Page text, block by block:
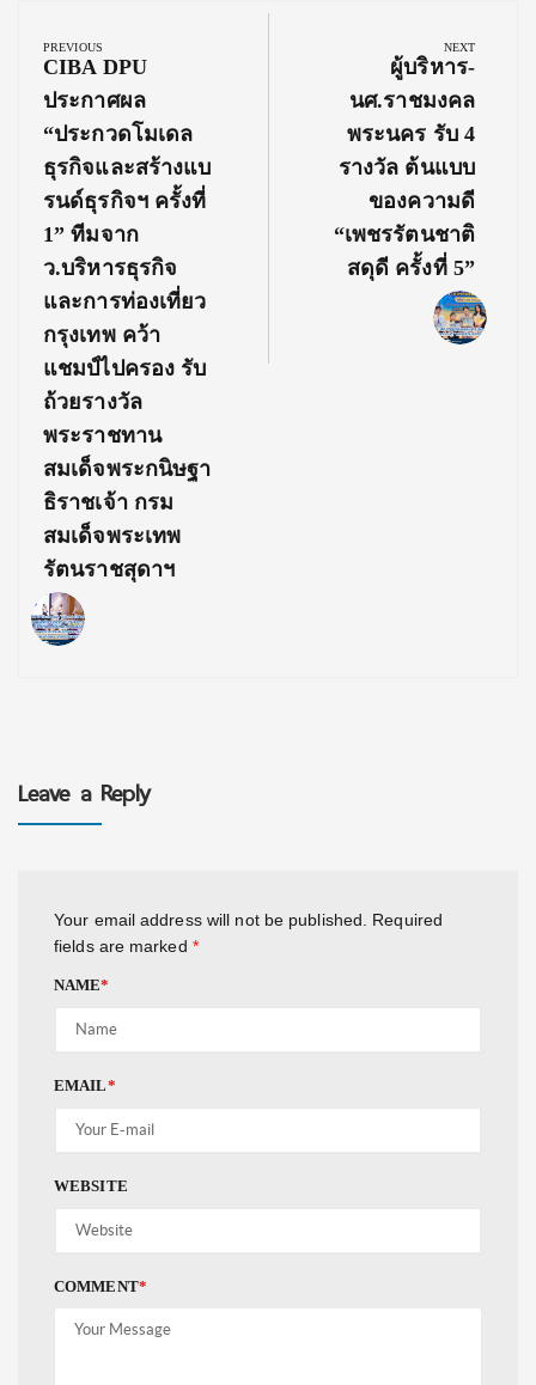
navigation
PREVIOUS
Previous
Post:
CIBA DPU
ประกาศผล
“ประกวดโมเดล
ธุรกิจและสร้างแบ
รนด์ธุรกิจฯ ครั้งที่
1” ทีมจาก
ว.บริหารธุรกิจ
และการท่องเที่ยว
กรุงเทพ คว้า
แชมป์ไปครอง รับ
ถ้วยรางวัล
พระราชทาน
สมเด็จพระกนิษฐา
ธิราชเจ้า กรม
สมเด็จพระเทพ
รัตนราชสุดาฯ
NEXT
Next
Post:
ผู้บริหาร-
นศ.ราชมงคล
พระนคร รับ 4
รางวัล ต้นแบบ
ของความดี
“เพชรรัตนชาติ
สดุดี ครั้งที่ 5”
Leave a Reply
Your email address will not be published.
Required
fields are marked *
NAME*
EMAIL*
WEBSITE
COMMENT*